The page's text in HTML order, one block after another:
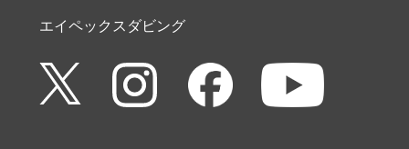
エイペックスダビング